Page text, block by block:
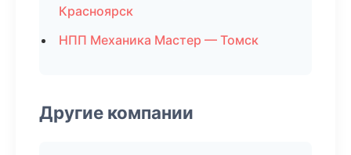
Красноярск
НПП Механика Мастер — Томск
Другие компании